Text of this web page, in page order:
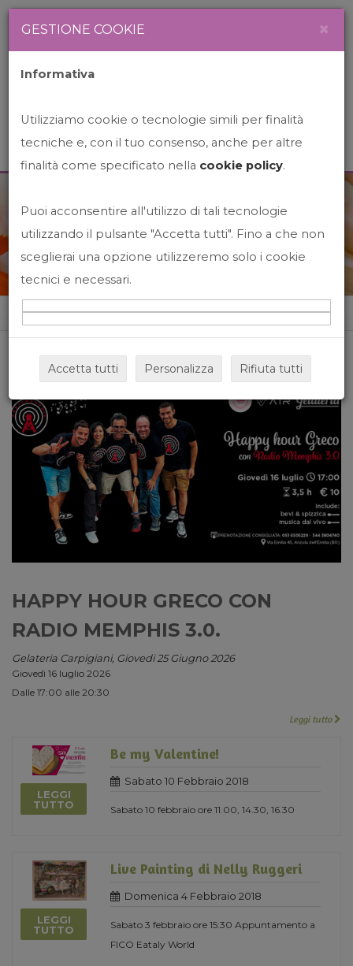
News&Events
Home News&events
HAPPY HOUR GRECO CON
RADIO MEMPHIS 3.0.
Gelateria Carpigiani, Giovedi 25 Giugno 2026
Giovedì 16 luglio 2026
Dalle 17:00 alle 20:30
Leggi tutto
LEGGI
TUTTO
Be my Valentine!
Sabato 10 Febbraio 2018
Sabato 10 febbraio ore 11.00, 14.30, 16.30
LEGGI
TUTTO
Live Painting di Nelly Ruggeri
Domenica 4 Febbraio 2018
Sabato 3 febbraio ore 15:30 Appuntamento a
FICO Eataly World
GESTIONE COOKIE ×
Informativa
Utilizziamo cookie o tecnologie simili per finalità
tecniche e, con il tuo consenso, anche per altre
finalità come specificato nella cookie policy.
Puoi acconsentire all'utilizzo di tali tecnologie
utilizzando il pulsante "Accetta tutti". Fino a che non
sceglierai una opzione utilizzeremo solo i cookie
tecnici e necessari.
Accetta tutti Personalizza Rifiuta tutti